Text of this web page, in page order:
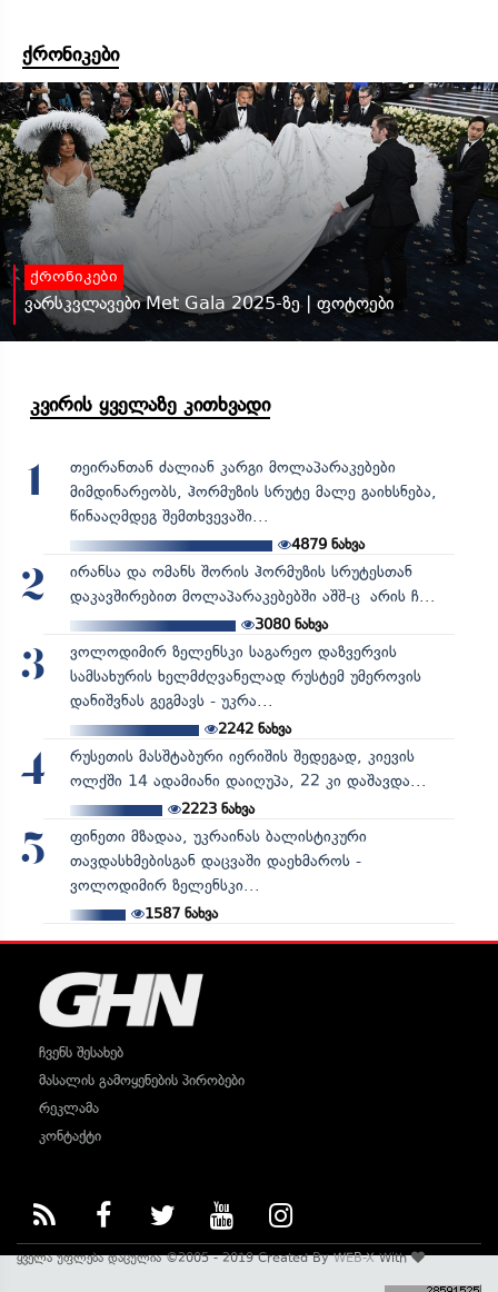
ქრონიკები
ქრონიკები
ვარსკვლავები Met Gala 2025-ზე | ფოტოები
კვირის ყველაზე კითხვადი
1
თეირანთან ძალიან კარგი მოლაპარაკებები
მიმდინარეობს, ჰორმუზის სრუტე მალე გაიხსნება,
წინააღმდეგ შემთხვევაში...
4879 ნახვა
2
ირანსა და ომანს შორის ჰორმუზის სრუტესთან
დაკავშირებით მოლაპარაკებებში აშშ-ც არის ჩ...
3080ნახვა
3
ვოლოდიმირ ზელენსკი საგარეო დაზვერვის
სამსახურის ხელმძღვანელად რუსტემ უმეროვის
დანიშვნას გეგმავს - უკრა...
2242ნახვა
4
რუსეთის მასშტაბური იერიშის შედეგად, კიევის
ოლქში 14 ადამიანი დაიღუპა, 22 კი დაშავდა...
2223ნახვა
5
ფინეთი მზადაა, უკრაინას ბალისტიკური
თავდასხმებისგან დაცვაში დაეხმაროს -
ვოლოდიმირ ზელენსკი...
1587ნახვა
ჩვენს შესახებ
მასალის გამოყენების პირობები
რეკლამა
კონტაქტი
ყველა უფლება დაცულია ©2005 - 2019 Created ByWEB-XWith